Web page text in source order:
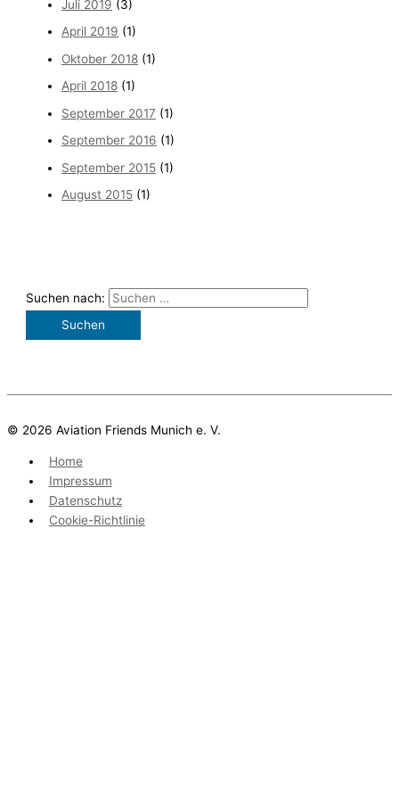
Juli 2019 (3)
April 2019 (1)
Oktober 2018 (1)
April 2018 (1)
September 2017 (1)
September 2016 (1)
September 2015 (1)
August 2015 (1)
Suchen nach:
© 2026 Aviation Friends Munich e. V.
Home
Impressum
Datenschutz
Cookie-Richtlinie